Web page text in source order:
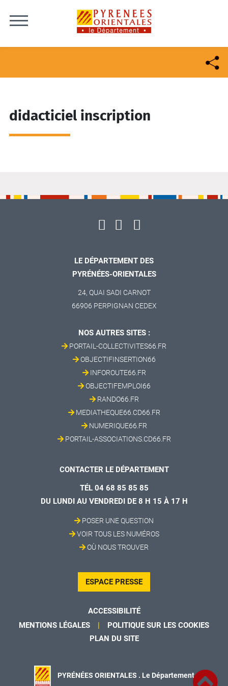
didacticiel inscription
LE DÉPARTEMENT DES
PYRÉNÉES-ORIENTALES
24, QUAI SADI CARNOT
66906 PERPIGNAN CEDEX
NOS AUTRES SITES :
PORTAIL-COLLECTIVITES66.FR
OBJECTIFINSERTION66
INFOROUTE66.FR
OBJECTIFEMPLOI66
RANDO66.FR
MEDIATHEQUE66.CD66.FR
NUMERIQUE66.FR
PORTAIL-ASSOCIATIONS.CD66.FR
CONTACTER LE DÉPARTEMENT
TÉL 04 68 85 85 85
DU LUNDI AU VENDREDI DE 8 H 15 À 17 H
POSER UNE QUESTION
VOIR TOUS LES NUMÉROS
OÙ NOUS TROUVER
ESPACE PRESSE
ACCESSIBILITÉ
MENTIONS LÉGALES
POLITIQUE SUR LES COOKIES
PLAN DU SITE
PYRÉNÉES ORIENTALES . Le Département